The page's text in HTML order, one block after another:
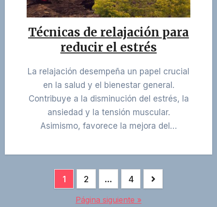
Técnicas de relajación para
reducir el estrés
La relajación desempeña un papel crucial
en la salud y el bienestar general.
Contribuye a la disminución del estrés, la
ansiedad y la tensión muscular.
Asimismo, favorece la mejora del…
Paginación
1 2 … 4
Página siguiente »